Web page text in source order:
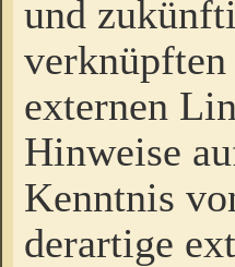
und
externen
Hinweise
Kenntnis
derartige